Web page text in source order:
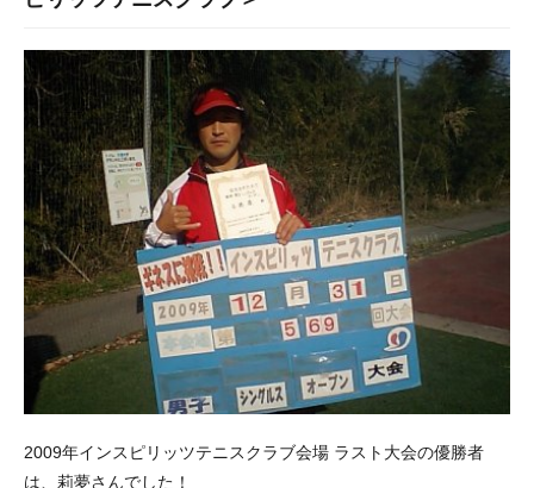
2009年インスピリッツテニスクラブ会場 ラスト大会の優勝者
は、莉夢さんでした！